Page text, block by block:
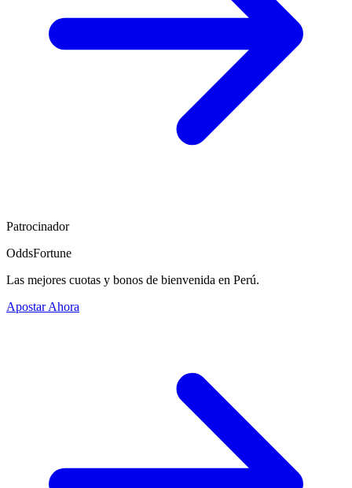
Patrocinador
OddsFortune
Las mejores cuotas y bonos de bienvenida en Perú.
Apostar Ahora